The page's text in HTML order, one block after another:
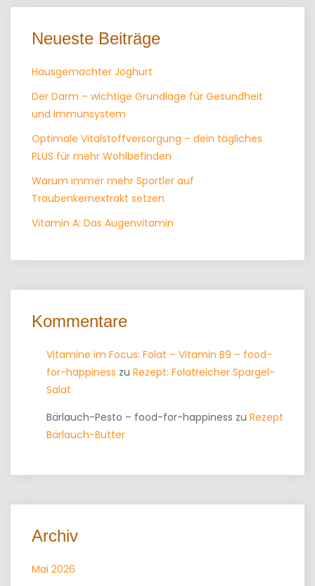
Neueste Beiträge
Hausgemachter Joghurt
Der Darm – wichtige Grundlage für Gesundheit
und Immunsystem
Optimale Vitalstoffversorgung – dein tägliches
PLUS für mehr Wohlbefinden
Warum immer mehr Sportler auf
Traubenkernextrakt setzen
Vitamin A: Das Augenvitamin
Kommentare
Vitamine im Focus: Folat – Vitamin B9 – food-
for-happiness zu Rezept: Folatreicher Spargel-
Salat
Bärlauch-Pesto – food-for-happiness zu Rezept
Bärlauch-Butter
Archiv
Mai 2026